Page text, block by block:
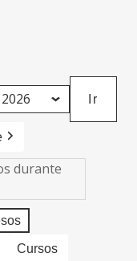
durante
Cursos